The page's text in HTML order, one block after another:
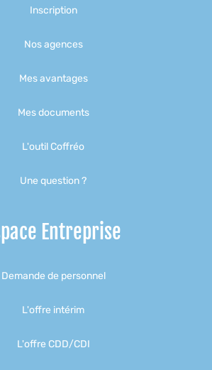
Inscription
Nos agences
Mes avantages
Mes documents
L'outil Coffréo
Une question ?
Entreprise
Demande de personnel
L'offre intérim
L'offre CDD/CDI